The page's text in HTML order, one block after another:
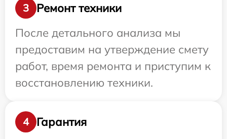
3
Ремонт техники
После детального анализа мы
предоставим на утверждение смету
работ, время ремонта и приступим к
восстановлению техники.
4
Гарантия